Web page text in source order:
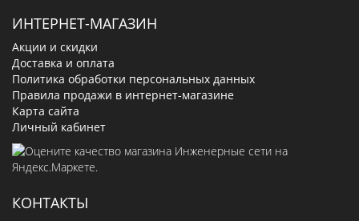
ИНТЕРНЕТ-МАГАЗИН
Акции и скидки
Доставка и оплата
Политика обработки персональных данных
Правила продажи в интернет-магазине
Карта сайта
Личный кабинет
КОНТАКТЫ